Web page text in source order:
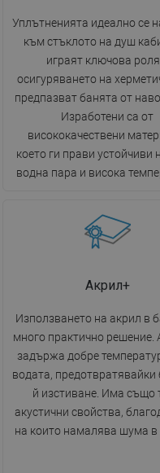
Уплътненията идеално се
към стъклото на душ
играят ключова
осигуряването на
предпазват банята от
Изработени са от
висококачествени
което ги прави устойчиви
водна пара и висока
Акрил+
Използването на акрил в
много практично решение.
задържа добре
водата, предотвратявайки
й изстиване. Има също
акустични свойства,
на които намалява шума в